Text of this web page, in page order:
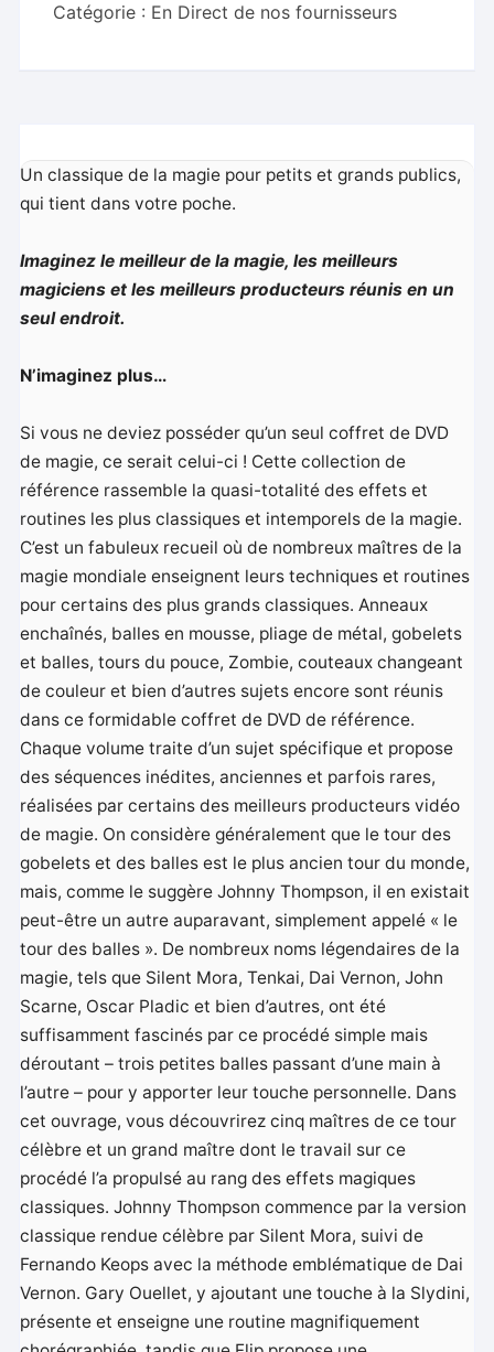
DVD
Catégorie : En Direct de nos fournisseurs
Un classique de la magie pour petits et grands publics,
qui tient dans votre poche.
Imaginez le meilleur de la magie, les meilleurs
magiciens et les meilleurs producteurs réunis en un
seul endroit.
N’imaginez plus…
Si vous ne deviez posséder qu’un seul coffret de DVD
de magie, ce serait celui-ci ! Cette collection de
référence rassemble la quasi-totalité des effets et
routines les plus classiques et intemporels de la magie.
C’est un fabuleux recueil où de nombreux maîtres de la
magie mondiale enseignent leurs techniques et routines
pour certains des plus grands classiques. Anneaux
enchaînés, balles en mousse, pliage de métal, gobelets
et balles, tours du pouce, Zombie, couteaux changeant
de couleur et bien d’autres sujets encore sont réunis
dans ce formidable coffret de DVD de référence.
Chaque volume traite d’un sujet spécifique et propose
des séquences inédites, anciennes et parfois rares,
réalisées par certains des meilleurs producteurs vidéo
de magie. On considère généralement que le tour des
gobelets et des balles est le plus ancien tour du monde,
mais, comme le suggère Johnny Thompson, il en existait
peut-être un autre auparavant, simplement appelé « le
tour des balles ». De nombreux noms légendaires de la
magie, tels que Silent Mora, Tenkai, Dai Vernon, John
Scarne, Oscar Pladic et bien d’autres, ont été
suffisamment fascinés par ce procédé simple mais
déroutant – trois petites balles passant d’une main à
l’autre – pour y apporter leur touche personnelle. Dans
cet ouvrage, vous découvrirez cinq maîtres de ce tour
célèbre et un grand maître dont le travail sur ce
procédé l’a propulsé au rang des effets magiques
classiques. Johnny Thompson commence par la version
classique rendue célèbre par Silent Mora, suivi de
Fernando Keops avec la méthode emblématique de Dai
Vernon. Gary Ouellet, y ajoutant une touche à la Slydini,
présente et enseigne une routine magnifiquement